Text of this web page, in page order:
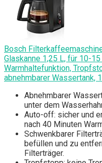
Bosch
Glaskanne 1,25 L, für 10-
Warmhaltefunktion,
abnehmbarer Wassertank,
Abnehmbarer
unter dem
Auto-off: sicher und
nach 40 Minuten
Schwenkbarer
befüllen und zu
Filterträger.